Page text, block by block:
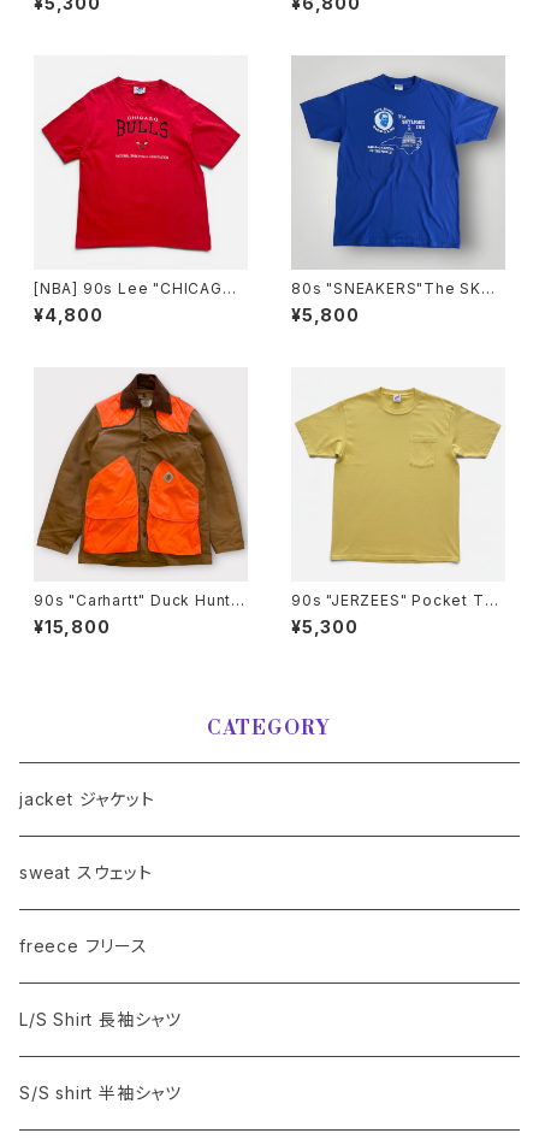
T-Shirt ライフフォームズ ロー
ンズベイフランネルシャツ [L]
[NBA] 90s Lee "CHICAGO
BULLS" embroidered Logo
T-Shirt シカゴブルズ Tシャツ
¥4,800
80s "SNEAKERS"The SKYL
IGHT INN T-Shirt BBQレスト
ランTシャツ[XL]
¥5,800
90s "Carhartt" Duck Huntin
g Jacket カーハートダック ハ
ンティングジャケット[M]
¥15,800
90s "JERZEES" Pocket T-S
hirt ジャージーズ 無地ポケット
Tシャツ [XL]
¥5,300
CATEGORY
jacket ジャケット
sweat スウェット
freece フリース
L/S Shirt 長袖シャツ
S/S shirt 半袖シャツ